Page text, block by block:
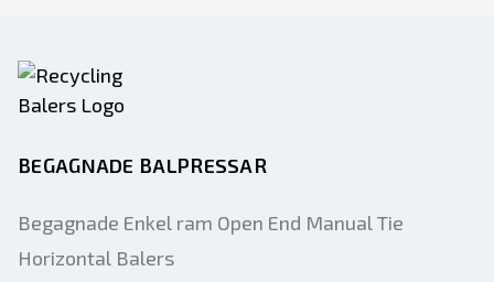
BEGAGNADE BALPRESSAR
Begagnade Enkel ram Open End Manual Tie
Horizontal Balers